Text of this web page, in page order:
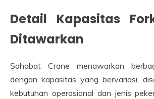
Detail Kapasitas
Ditawarkan
Sahabat Crane menawarkan
dengan kapasitas yang bervariasi,
kebutuhan operasional dan jenis